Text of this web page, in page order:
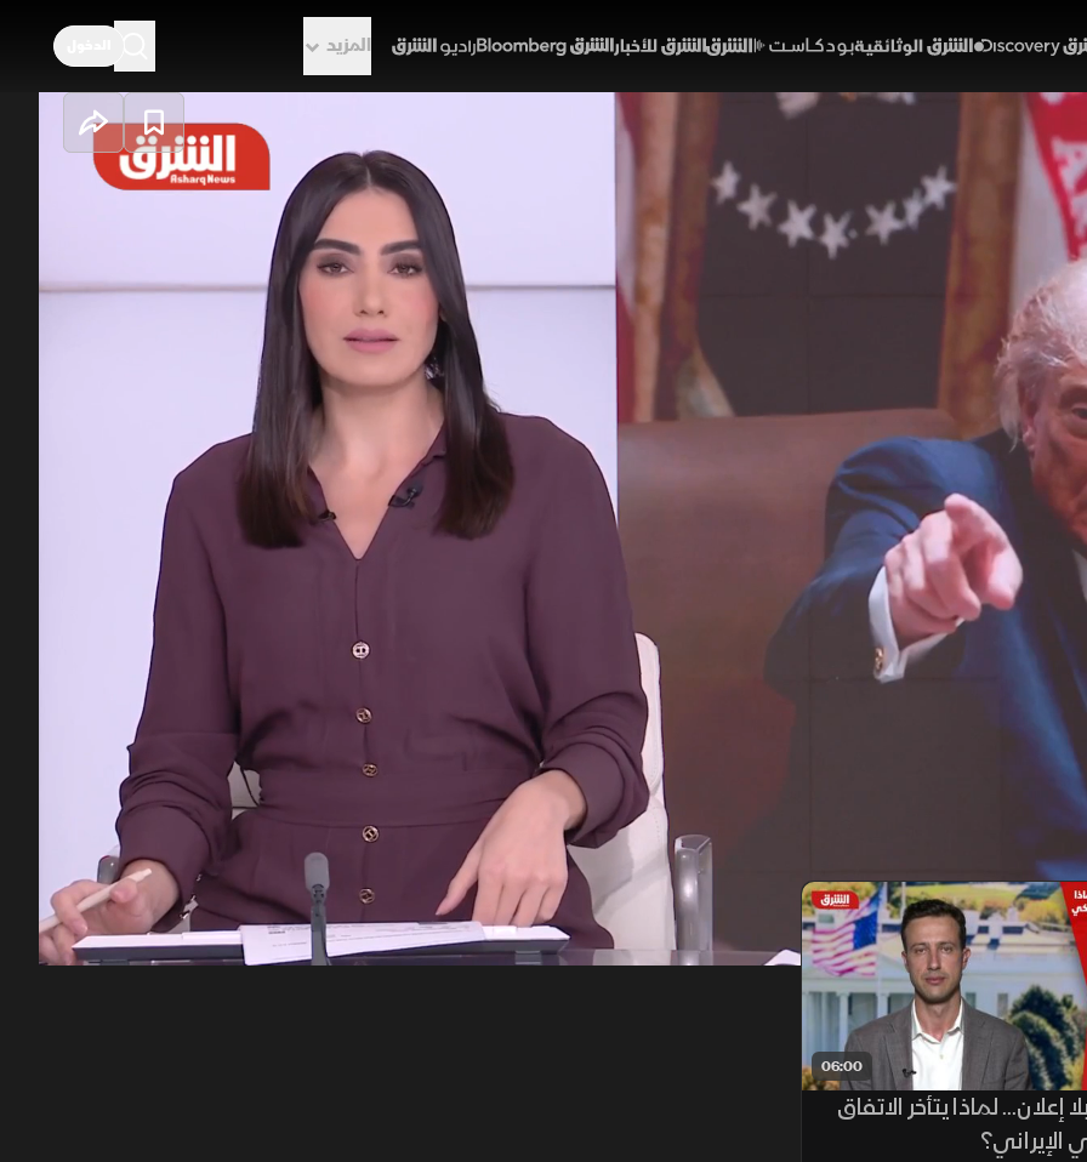
المزيد
00:12/51:24
أميركية لاتفاق إيران.. ولبنان وإسرائيل في
ترمب لمذكرة التفاهم مع إيران ولقاء وزير خارجية باكستان بروبيو، يشهد البنتاجون مفاوضات
بين لبنان وإسرائيل لتثبيت وقف إطلاق النار. أوروبيا، أعلن الناتو جاهزيته عقب هجوم مسيرة
وفي السعودية، أعلنت لجنة الحج نجاح موسم حج 1447هجريا وسط أجواء آمنة للمتعجلين.
المتحدة زينا محاسب البنتاجون دونالد ترمب
06:00
إعلان... لماذا يتأخر الاتفاق
الإيراني؟